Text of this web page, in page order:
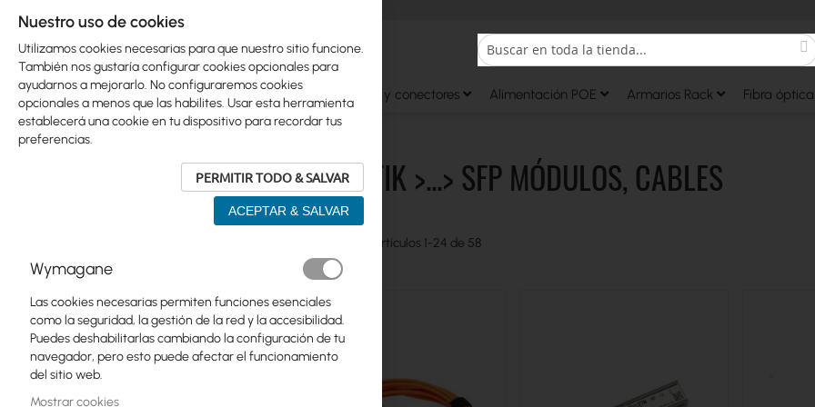
Search
Ubiquiti Mikrotik WiFi Antenas Cables y conectores Alimentación POE Armarios Rack Fibra óptica
Mikrotik
ISP Wireless
Hogar y oficina
Productos LTE
MIKROTIK >...> SFP MÓDULOS, CABLES
como
Artículos 1-24 de 58
Nuestro uso de cookies
Utilizamos cookies necesarias para que nuestro sitio funcione.
También nos gustaría configurar cookies opcionales para
ayudarnos a mejorarlo. No configuraremos cookies
opcionales a menos que las habilites. Usar esta herramienta
establecerá una cookie en tu dispositivo para recordar tus
preferencias.
PERMITIR TODO & SALVAR
ACEPTAR & SALVAR
Wymagane
Las cookies necesarias permiten funciones esenciales
como la seguridad, la gestión de la red y la accesibilidad.
Puedes deshabilitarlas cambiando la configuración de tu
navegador, pero esto puede afectar el funcionamiento
del sitio web.
Mostrar cookies